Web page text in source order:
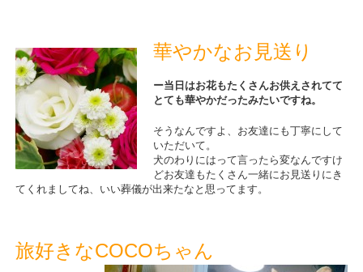
華やかなお見送り
ー当日はお花もたくさんお供えされてて
とても華やかだったみたいですね。
そうなんですよ、お友達にも丁寧にして
いただいて。
犬のわりにはって言ったら変なんですけ
どお友達もたくさん一緒にお見送りにき
てくれましてね、いい葬儀が出来たなと思ってます。
旅好きなCOCOちゃん